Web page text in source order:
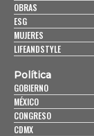
OBRAS
ESG
MUJERES
LIFEANDSTYLE
Política
GOBIERNO
MÉXICO
CONGRESO
CDMX